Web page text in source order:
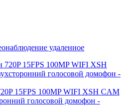
15FPS 100MP WIFI XSH CAM
голосовой домофон -